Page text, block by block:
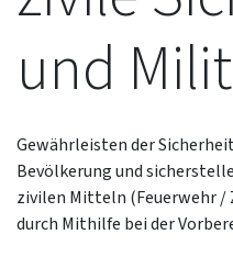
und
Gewährleisten der
Bevölkerung und
zivilen Mitteln (Feuerwehr /
durch Mithilfe bei der